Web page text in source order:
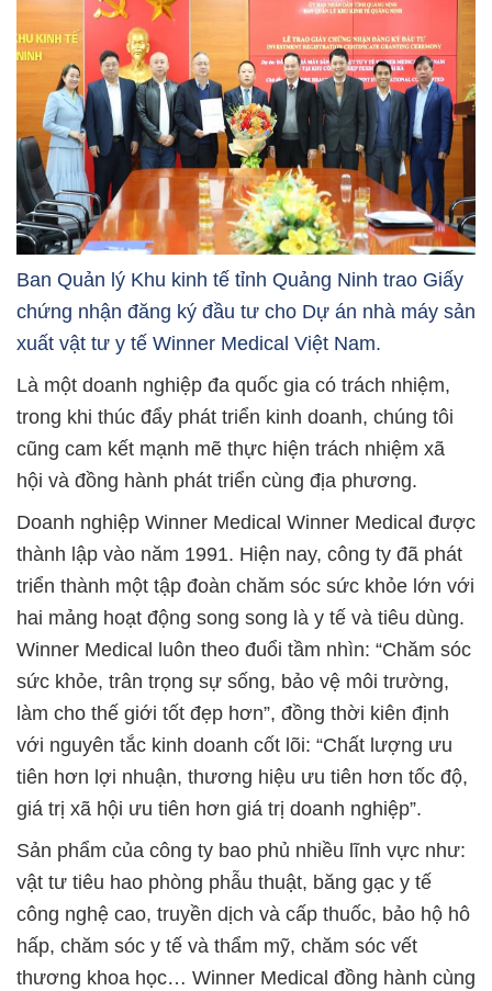
Ban Quản lý Khu kinh tế tỉnh Quảng Ninh trao Giấy
chứng nhận đăng ký đầu tư cho Dự án nhà máy sản
xuất vật tư y tế Winner Medical Việt Nam.
Là một doanh nghiệp đa quốc gia có trách nhiệm,
trong khi thúc đẩy phát triển kinh doanh, chúng tôi
cũng cam kết mạnh mẽ thực hiện trách nhiệm xã
hội và đồng hành phát triển cùng địa phương.
Doanh nghiệp Winner Medical Winner Medical được
thành lập vào năm 1991. Hiện nay, công ty đã phát
triển thành một tập đoàn chăm sóc sức khỏe lớn với
hai mảng hoạt động song song là y tế và tiêu dùng.
Winner Medical luôn theo đuổi tầm nhìn: “Chăm sóc
sức khỏe, trân trọng sự sống, bảo vệ môi trường,
làm cho thế giới tốt đẹp hơn”, đồng thời kiên định
với nguyên tắc kinh doanh cốt lõi: “Chất lượng ưu
tiên hơn lợi nhuận, thương hiệu ưu tiên hơn tốc độ,
giá trị xã hội ưu tiên hơn giá trị doanh nghiệp”.
Sản phẩm của công ty bao phủ nhiều lĩnh vực như:
vật tư tiêu hao phòng phẫu thuật, băng gạc y tế
công nghệ cao, truyền dịch và cấp thuốc, bảo hộ hô
hấp, chăm sóc y tế và thẩm mỹ, chăm sóc vết
thương khoa học… Winner Medical đồng hành cùng